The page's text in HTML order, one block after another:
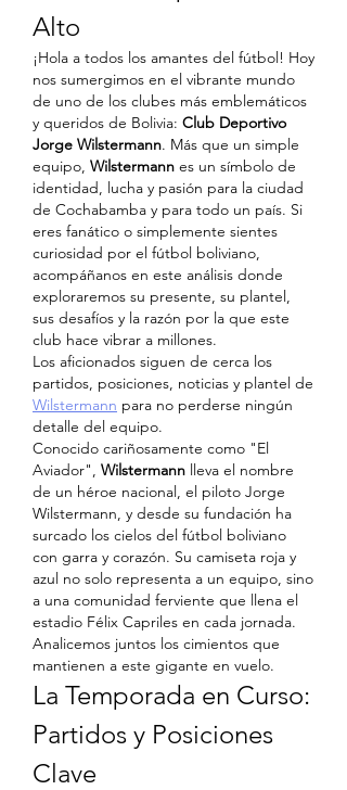
Alto
¡Hola a todos los amantes del fútbol! Hoy
nos sumergimos en el vibrante mundo
de uno de los clubes más emblemáticos
y queridos de Bolivia: Club Deportivo
Jorge Wilstermann. Más que un simple
equipo, Wilstermann es un símbolo de
identidad, lucha y pasión para la ciudad
de Cochabamba y para todo un país. Si
eres fanático o simplemente sientes
curiosidad por el fútbol boliviano,
acompáñanos en este análisis donde
exploraremos su presente, su plantel,
sus desafíos y la razón por la que este
club hace vibrar a millones.
Los aficionados siguen de cerca los
Wilstermann para no perderse ningún
detalle del equipo.
Conocido cariñosamente como "El
Aviador", Wilstermann lleva el nombre
de un héroe nacional, el piloto Jorge
Wilstermann, y desde su fundación ha
surcado los cielos del fútbol boliviano
con garra y corazón. Su camiseta roja y
azul no solo representa a un equipo, sino
a una comunidad ferviente que llena el
estadio Félix Capriles en cada jornada.
Analicemos juntos los cimientos que
mantienen a este gigante en vuelo.
La Temporada en Curso:
Partidos y Posiciones
Clave